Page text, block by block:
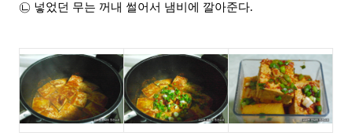
㉡ 넣었던 무는 꺼내 썰어서 냄비에 깔아준다.